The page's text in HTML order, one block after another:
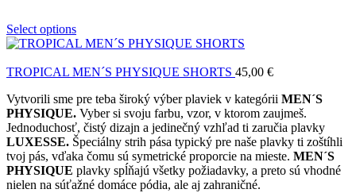
Select options
TROPICAL MEN´S PHYSIQUE SHORTS 45,00 €
Vytvorili sme pre teba široký výber plaviek v kategórii MEN´S
PHYSIQUE. Vyber si svoju farbu, vzor, v ktorom zaujmeš.
Jednoduchosť, čistý dizajn a jedinečný vzhľad ti zaručia plavky
LUXESSE. Špeciálny strih pása typický pre naše plavky ti zoštíhli
tvoj pás, vďaka čomu sú symetrické proporcie na mieste. MEN´S
PHYSIQUE plavky spĺňajú všetky požiadavky, a preto sú vhodné
nielen na súťažné domáce pódia, ale aj zahraničné.